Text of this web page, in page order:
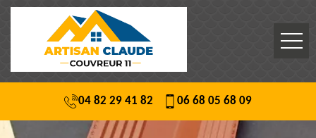
04 82 29 41 82 06 68 05 68 09